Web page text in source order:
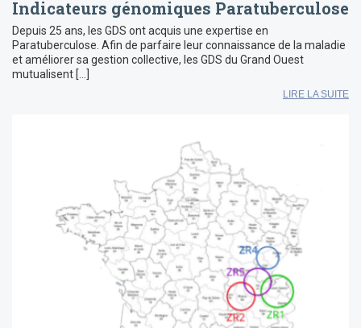
Indicateurs génomiques Paratuberculose
Depuis 25 ans, les GDS ont acquis une expertise en
Paratuberculose. Afin de parfaire leur connaissance de la maladie
et améliorer sa gestion collective, les GDS du Grand Ouest
mutualisent […]
LIRE LA SUITE